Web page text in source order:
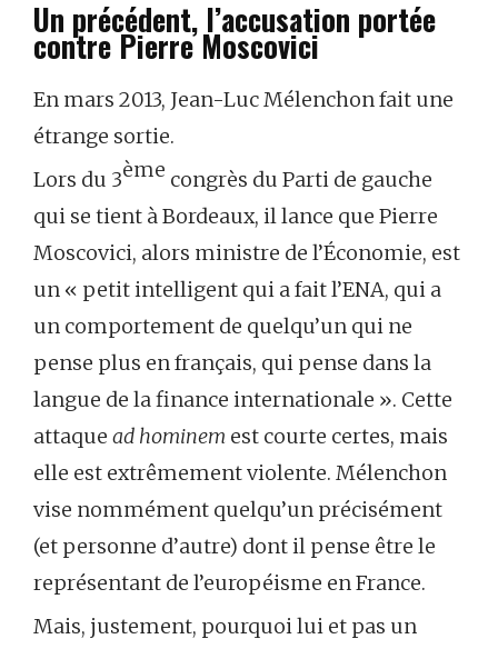
Un précédent, l’accusation portée
contre Pierre Moscovici
En mars 2013, Jean-Luc Mélenchon fait une
étrange sortie.
Lors du 3ème congrès du Parti de gauche
qui se tient à Bordeaux, il lance que Pierre
Moscovici, alors ministre de l’Économie, est
un « petit intelligent qui a fait l’ENA, qui a
un comportement de quelqu’un qui ne
pense plus en français, qui pense dans la
langue de la finance internationale ». Cette
attaque ad hominem est courte certes, mais
elle est extrêmement violente. Mélenchon
vise nommément quelqu’un précisément
(et personne d’autre) dont il pense être le
représentant de l’européisme en France.
Mais, justement, pourquoi lui et pas un